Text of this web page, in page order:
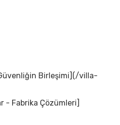
Birleşimi](/villa-
- Fabrika Çözümleri]